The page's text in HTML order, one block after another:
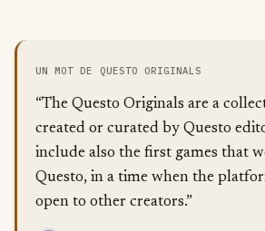
UN MOT DE QUESTO ORIGINALS
“The Questo Originals are a
created or curated by Questo
include also the first games that
Questo, in a time when the
open to other creators.”